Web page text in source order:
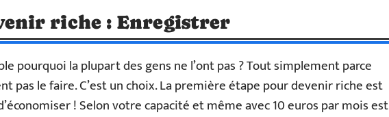
riche : Enregistrer
pourquoi la plupart des gens ne l’ont pas ? Tout simplement parce
pas le faire. C’est un choix. La première étape pour devenir riche est
! Selon votre capacité et même avec 10 euros par mois est